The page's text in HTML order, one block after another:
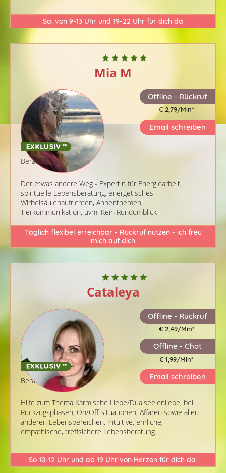
Sa. von 9-13 Uhr und 19-22 Uhr für dich da
Mia M
Berater-ID: 985
Der etwas andere Weg - Expertin für Energiearbeit,
spirituelle Lebensberatung, energetisches
Wirbelsäulenaufrichten, Ahnenthemen,
Tierkommunikation, uvm. Kein Rundumblick
Offline - Rückruf
€ 2,79/Min*
Email schreiben
Täglich flexibel erreichbar - Rückruf nutzen - ich freu
mich auf dich
Cataleya
Berater-ID: 784
Hilfe zum Thema Karmische Liebe/Dualseelenliebe, bei
Rückzugsphasen, On/Off Situationen, Affären sowie allen
anderen Lebensbereichen. Intuitive, ehrliche,
empathische, treffsichere Lebensberatung
Offline - Rückruf
€ 2,49/Min*
Offline - Chat
€ 1,99/Min*
Email schreiben
So 10-12 Uhr und ab 19 Uhr von Herzen für dich da.